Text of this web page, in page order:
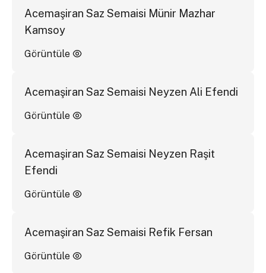
Acemaşiran Saz Semaisi Münir Mazhar
Kamsoy
Görüntüle
Acemaşiran Saz Semaisi Neyzen Ali Efendi
Görüntüle
Acemaşiran Saz Semaisi Neyzen Raşit
Efendi
Görüntüle
Acemaşiran Saz Semaisi Refik Fersan
Görüntüle